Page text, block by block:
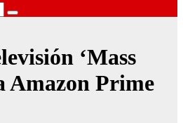
‘Mass
Amazon Prime